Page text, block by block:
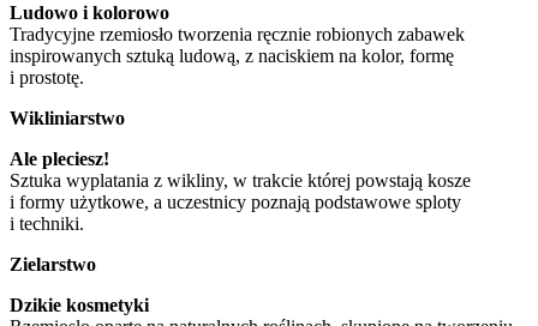
Ludowo i kolorowo
Tradycyjne rzemiosło tworzenia ręcznie robionych zabawek
inspirowanych sztuką ludową, z naciskiem na kolor, formę
i prostotę.
Wikliniarstwo
Ale pleciesz!
Sztuka wyplatania z wikliny, w trakcie której powstają kosze
i formy użytkowe, a uczestnicy poznają podstawowe sploty
i techniki.
Zielarstwo
Dzikie kosmetyki